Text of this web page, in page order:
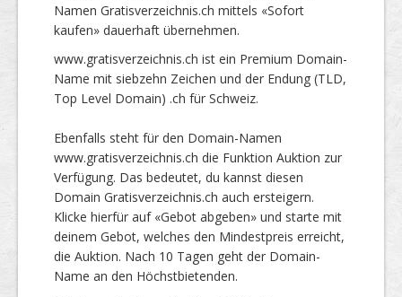
Namen Gratisverzeichnis.ch mittels «Sofort
kaufen» dauerhaft übernehmen.
www.gratisverzeichnis.ch ist ein Premium Domain-
Name mit siebzehn Zeichen und der Endung (TLD,
Top Level Domain) .ch für Schweiz.
Ebenfalls steht für den Domain-Namen
www.gratisverzeichnis.ch die Funktion Auktion zur
Verfügung. Das bedeutet, du kannst diesen
Domain Gratisverzeichnis.ch auch ersteigern.
Klicke hierfür auf «Gebot abgeben» und starte mit
deinem Gebot, welches den Mindestpreis erreicht,
die Auktion. Nach 10 Tagen geht der Domain-
Name an den Höchstbietenden.